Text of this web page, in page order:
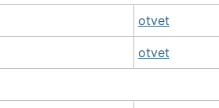
otvet
otvet